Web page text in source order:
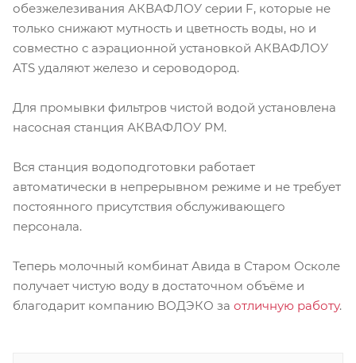
обезжелезивания АКВАФЛОУ серии F, которые не
только снижают мутность и цветность воды, но и
совместно с аэрационной установкой АКВАФЛОУ
ATS удаляют железо и сероводород.
Для промывки фильтров чистой водой установлена
насосная станция АКВАФЛОУ РМ.
Вся станция водоподготовки работает
автоматически в непрерывном режиме и не требует
постоянного присутствия обслуживающего
персонала.
Теперь молочный комбинат Авида в Старом Осколе
получает чистую воду в достаточном объёме и
благодарит компанию ВОДЭКО за отличную работу.